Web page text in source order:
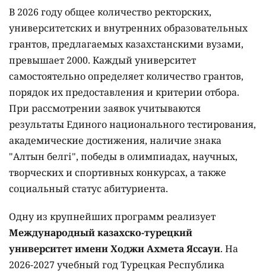
В 2026 году общее количество ректорских,
университетских и внутренних образовательных
грантов, предлагаемых казахстанскими вузами,
превышает 2000. Каждый университет
самостоятельно определяет количество грантов,
порядок их предоставления и критерии отбора.
При рассмотрении заявок учитываются
результаты Единого национального тестирования,
академические достижения, наличие знака
"Алтын белгі", победы в олимпиадах, научных,
творческих и спортивных конкурсах, а также
социальный статус абитуриента.
Одну из крупнейших программ реализует
Международный казахско-турецкий
университет имени Ходжи Ахмета Яссауи. На
2026-2027 учебный год Турецкая Республика